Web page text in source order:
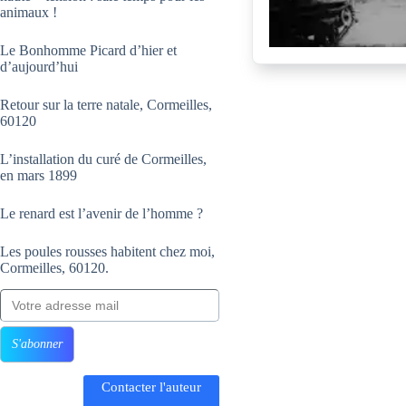
animaux !
Le Bonhomme Picard d’hier et
d’aujourd’hui
Retour sur la terre natale, Cormeilles,
60120
L’installation du curé de Cormeilles,
en mars 1899
Le renard est l’avenir de l’homme ?
Les poules rousses habitent chez moi,
Cormeilles, 60120.
Votre adresse mail
S'abonner
Contacter l'auteur